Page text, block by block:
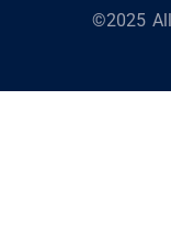
©2025 All